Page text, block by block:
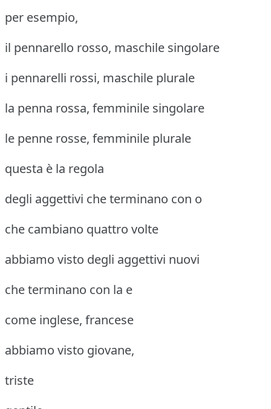
per esempio,
il pennarello rosso, maschile singolare
i pennarelli rossi, maschile plurale
la penna rossa, femminile singolare
le penne rosse, femminile plurale
questa è la regola
degli aggettivi che terminano con o
che cambiano quattro volte
abbiamo visto degli aggettivi nuovi
che terminano con la e
come inglese, francese
abbiamo visto giovane,
triste